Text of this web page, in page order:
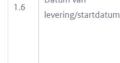
1.6
levering/startdatum